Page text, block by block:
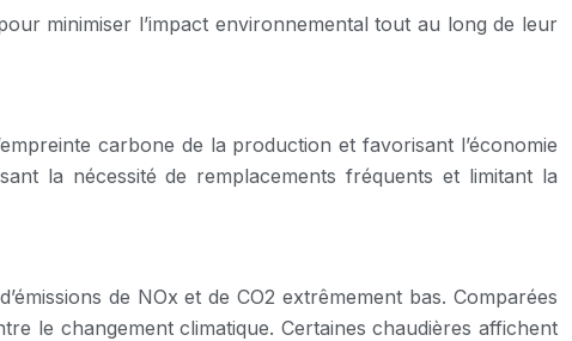
minimiser l’impact environnemental tout au long de leur
carbone de la production et favorisant l’économie
la nécessité de remplacements fréquents et limitant la
de NOx et de CO2 extrêmement bas. Comparées
le changement climatique. Certaines chaudières affichent